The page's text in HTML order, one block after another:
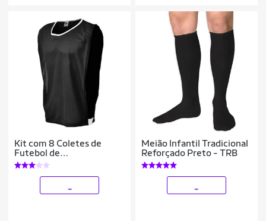
Kit com 8 Coletes de
Futebol de
Campo/Society/Futsal -
TRB
Meião Infantil Tradicional
Reforçado Preto - TRB